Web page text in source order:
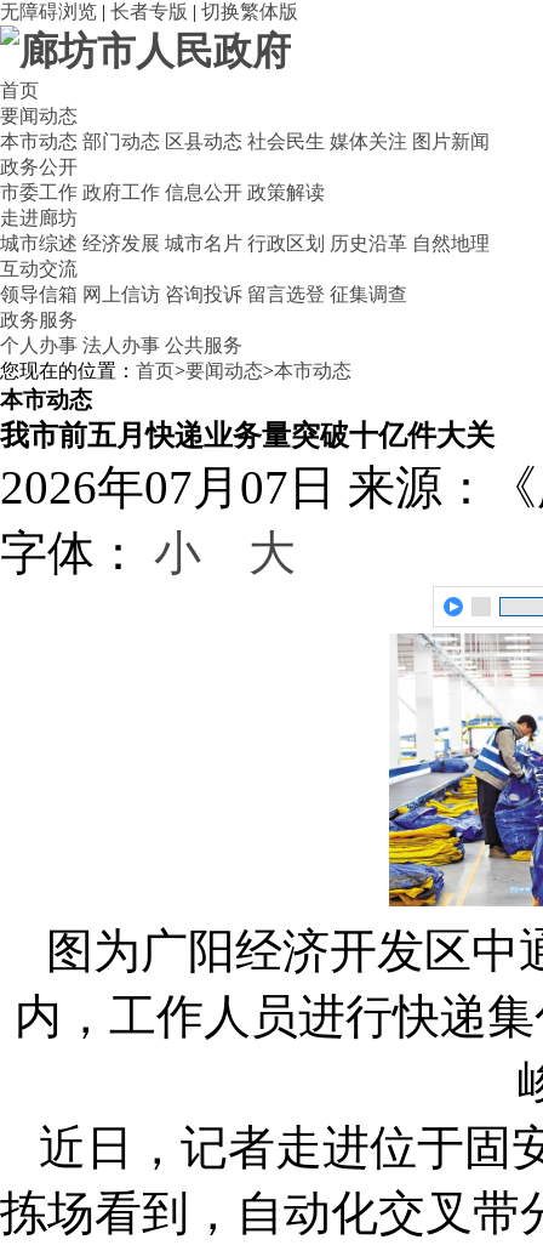
无障碍浏览 | 长者专版 | 切换繁体版
首页
要闻动态
本市动态 部门动态 区县动态 社会民生 媒体关注 图片新闻
政务公开
市委工作 政府工作 信息公开 政策解读
走进廊坊
城市综述 经济发展 城市名片 行政区划 历史沿革 自然地理
互动交流
领导信箱 网上信访 咨询投诉 留言选登 征集调查
政务服务
个人办事 法人办事 公共服务
您现在的位置： 首页>要闻动态>本市动态
本市动态
我市前五月快递业务量突破十亿件大关
2026年07月07日 来源：
字体： 小 大
图为广阳经济开发区
内，工作人员进行快递
近日，记者走进位于固
拣场看到，自动化交叉带